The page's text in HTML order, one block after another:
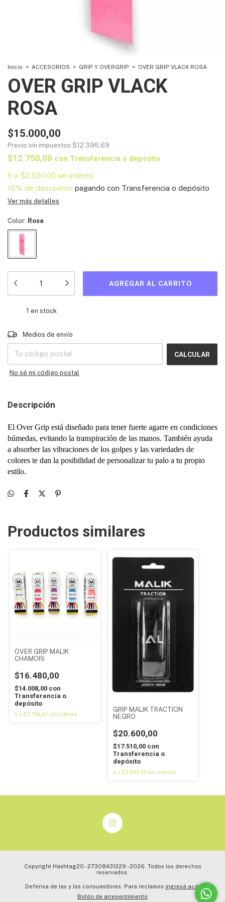
Inicio > ACCESORIOS > GRIP Y OVERGRIP > OVER GRIP VLACK ROSA
OVER GRIP VLACK
ROSA
$15.000,00
Precio sin impuestos $12.396,69
$12.750,00 con Transferencia o depósito
6 x $2.500,00 sin interés
15% de descuento pagando con Transferencia o depósito
Ver más detalles
Color: Rosa
1 en stock
Entregas para el CP:
Medios de envío
CALCULAR
No sé mi código postal
Descripción
El Over Grip está diseñado para tener fuerte agarre en condiciones
húmedas, evitando la transpiración de las manos. También ayuda
a absorber las vibraciones de los golpes y las variedades de
colores te dan la posibilidad de personalizar tu palo a tu propio
estilo.
Productos similares
OVER GRIP MALIK
CHAMOIS
$16.480,00
$14.008,00 con
Transferencia o
depósito
6 x $2.746,67 sin interés
GRIP MALIK TRACTION
NEGRO
$20.600,00
$17.510,00 con
Transferencia o
depósito
6 x $3.433,33 sin interés
Copyright Hashtag20 - 27308431229 - 2026. Todos los derechos
reservados.
Defensa de las y los consumidores. Para reclamos ingresá acá.
Botón de arrepentimiento